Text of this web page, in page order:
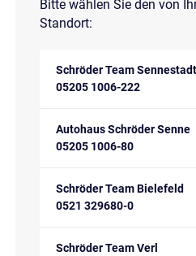
Bitte wählen Sie den von
Standort:
Schröder Team Sennestadt
05205 1006-222
Autohaus Schröder Senne
05205 1006-80
Schröder Team Bielefeld
0521 329680-0
Schröder Team Verl